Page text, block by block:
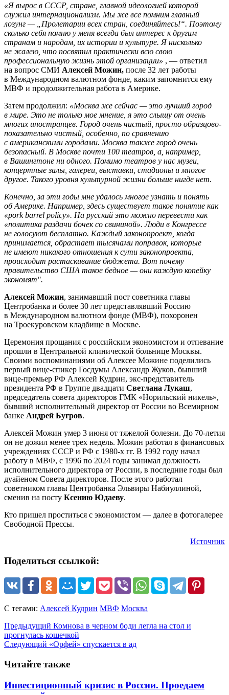
«Я вырос в СССР, стране, главной идеологией которой
служил интернационализм. Мы же все помним главный
лозунг — „Пролетарии всех стран, соединяйтесь!“. Поэтому
сколько себя помню у меня всегда был интерес к другим
странам и народам, их истории и культуре. Я нисколько
не жалею, что посвятил практически всю свою
профессиональную жизнь этой организации» , — ответил
на вопрос СМИ Алексей Можин, после 32 лет работы
в Международном валютном фонде, каким запомнится ему
МВФ и продолжительная работа в Америке.
Затем продолжил: «Москва же сейчас — это лучший город
в мире. Это не только мое мнение, я это слышу от очень
многих иностранцев. Город очень чистый, просто образцово-
показательно чистый, особенно, по сравнению
с американскими городами. Москва также город очень
безопасный. В Москве почти 100 театров, а, например,
в Вашингтоне ни одного. Помимо театров у нас музеи,
концертные залы, галереи, выставки, стадионы и многое
другое. Такого уровня культурной жизни больше нигде нет.
Конечно, за эти годы мне удалось многое узнать и понять
об Америке. Например, здесь существует такое понятие как
«pork barrel policy». На русский это можно перевести как
«политика раздачи бочек со свининой». Люди в Конгрессе
не голосуют бесплатно. Каждый законопроект, когда
принимается, обрастает тысячами поправок, которые
не имеют никакого отношения к сути законопроекта,
происходит растаскивание бюджета. Вот почему
правительство США такое бедное — они каждую копейку
экономят".
Алексей Можин, занимавший пост советника главы
Центробанка и более 30 лет представлявший Россию
в Международном валютном фонде (МВФ), похоронен
на Троекуровском кладбище в Москве.
Церемония прощания с российским экономистом и отпевание
прошли в Центральной клинической больнице Москвы.
Своими воспоминаниями об Алексее Можине поделились
первый вице-спикер Госдумы Александр Жуков, бывший
вице-премьер РФ Алексей Кудрин, экс-представитель
президента РФ в Группе двадцати Светлана Лукаш,
председатель совета директоров ГМК «Норильский никель»,
бывший исполнительный директор от России во Всемирном
банке Андрей Бугров.
Алексей Можин умер 3 июня от тяжелой болезни. До 70-летия
он не дожил менее трех недель. Можин работал в финансовых
учреждениях СССР и РФ с 1980-х гг. В 1992 году начал
работу в МВФ, с 1996 по 2024 годы занимал должность
исполнительного директора от России, в последние годы был
дуайеном Совета директоров. После этого работал
советником главы Центробанка Эльвиры Набиуллиной,
сменив на посту Ксению Юдаеву.
Кто пришел проститься с экономистом — далее в фотогалерее
Свободной Прессы.
Источник
Поделиться ссылкой:
С тегами: Алексей Кудрин МВФ Москва
Предыдущий Комнова в черном боди легла на стол и
прогнулась кошечкой
Следующий «Орфей» спускается в ад
Читайте также
Инвестиционный кризис в России. Проедаем